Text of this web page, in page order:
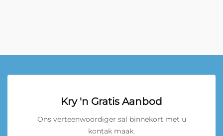
Kry 'n Gratis Aanbod
Ons verteenwoordiger sal binnekort met u
kontak maak.